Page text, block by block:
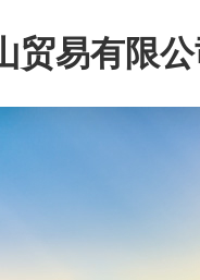
贸易有限